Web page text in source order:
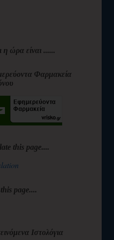
η ώρα είναι ......
Φαρμακεία
this page....
page....
Ιστολόγια